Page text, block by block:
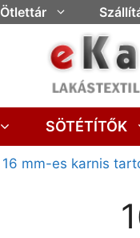
Ötlettár
SÖTÉTÍTŐK
16 mm-es karnis